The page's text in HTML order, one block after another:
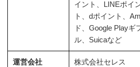
イント、LINEポイ
ト、dポイント、
ド、Google Playギ
ル、Suicaなど
運営会社 株式会社セレス